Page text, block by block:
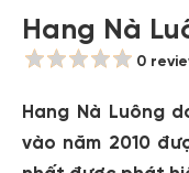
Hang Nà
0
Hang Nà Luông
vào năm 2010